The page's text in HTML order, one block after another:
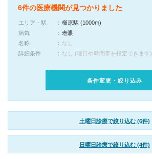
6件の医療機関が見つかりました
エリア・駅
櫛原駅 (1000m)
病気
老眼
名称
なし
詳細条件
なし (曜日や時間帯を指定できます)
条件変更・絞り込み
土曜日診療で絞り込む (6件)
日曜日診療で絞り込む (4件)